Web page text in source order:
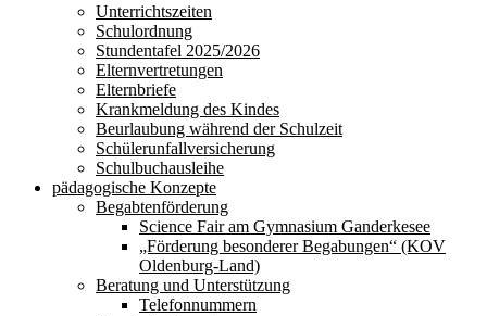
Unterrichtszeiten
Schulordnung
Stundentafel 2025/2026
Elternvertretungen
Elternbriefe
Krankmeldung des Kindes
Beurlaubung während der Schulzeit
Schülerunfallversicherung
Schulbuchausleihe
pädagogische Konzepte
Begabtenförderung
Science Fair am Gymnasium Ganderkesee
„Förderung besonderer Begabungen“ (KOV
Oldenburg-Land)
Beratung und Unterstützung
Telefonnummern